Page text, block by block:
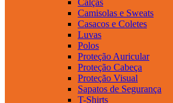
Calças
Camisolas e Sweats
Casacos e Coletes
Luvas
Polos
Proteção Auricular
Proteção Cabeça
Proteção Visual
Sapatos de Segurança
T-Shirts